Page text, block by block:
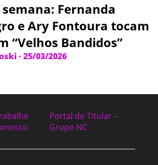
Fernanda
e Ary Fontoura tocam
“Velhos Bandidos”
· 25/03/2026
Portal do Titular –
Grupo NC